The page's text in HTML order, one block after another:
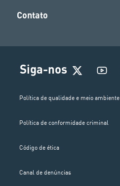
Contato
Siga-nos
Política de qualidade e meio ambiente
Política de conformidade criminal
Código de ética
Canal de denúncias